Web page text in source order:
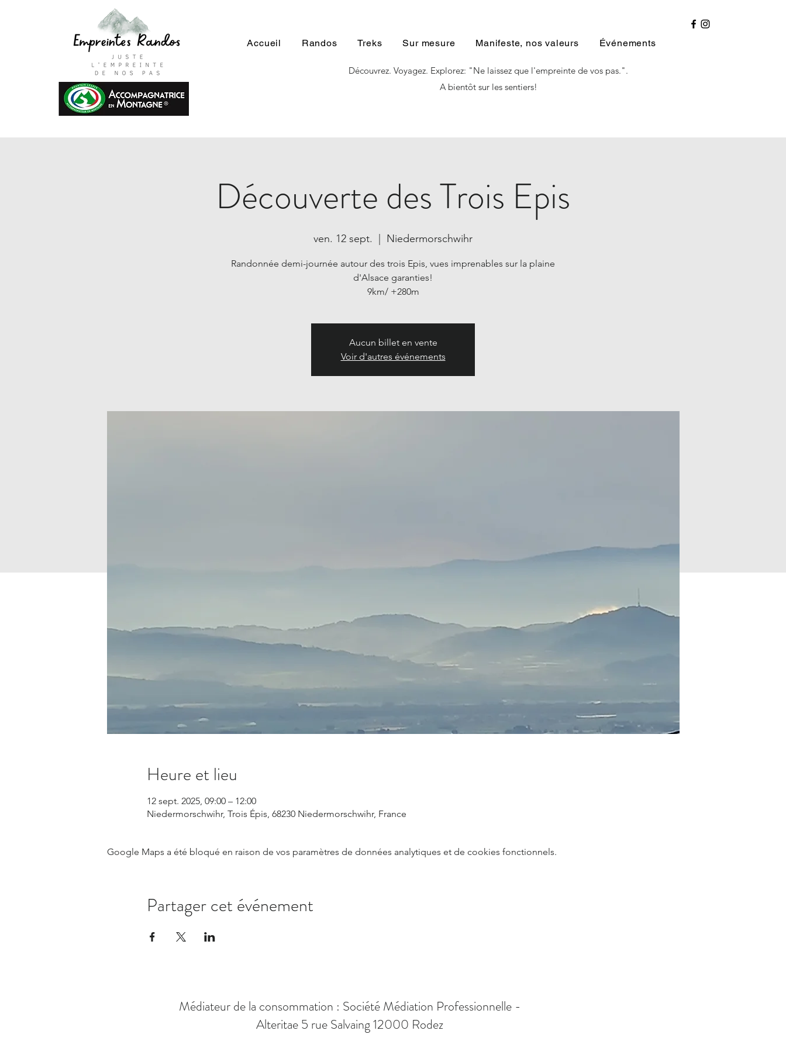
Découvrez. Voyagez. Explorez: "Ne laissez que l'empreinte de vos pas.".
A bientôt sur les sentiers!
Accueil Randos Treks Sur mesure Manifeste, nos valeurs Événements
Découverte des Trois Epis
ven. 12 sept. Niedermorschwihr
Randonnée demi-journée autour des trois Epis, vues imprenables sur la plaine
d'Alsace garanties!
9km/ +280m
Aucun billet en vente
Voir d'autres événements
Heure et lieu
12 sept. 2025, 09:00 – 12:00
Niedermorschwihr, Trois Épis, 68230 Niedermorschwihr, France
Google Maps a été bloqué en raison de vos paramètres de données analytiques et de cookies fonctionnels.
Partager cet événement
Médiateur de la consommation : Société Médiation Professionnelle -
Alteritae 5 rue Salvaing 12000 Rodez